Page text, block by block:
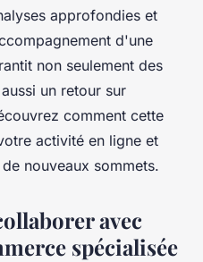
approfondies et
d'une
non seulement des
un retour sur
comment cette
activité en ligne et
nouveaux sommets.
avec
spécialisée